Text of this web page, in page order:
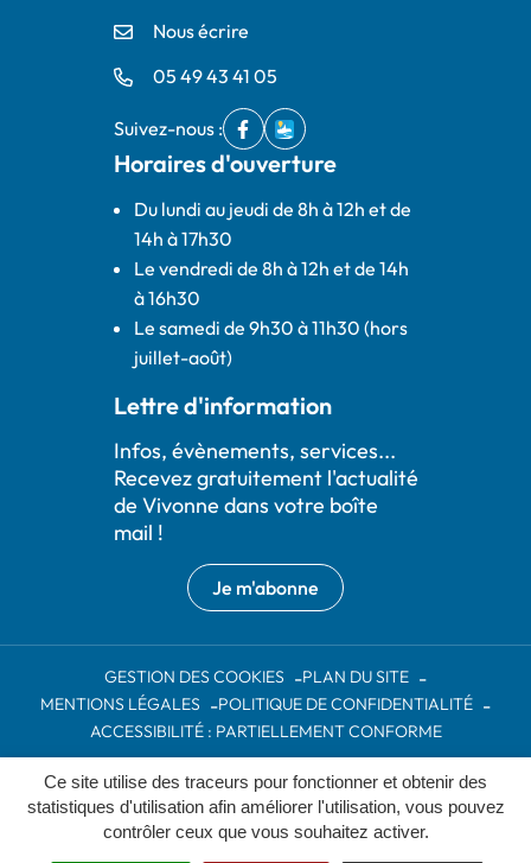
Ce site utilise des traceurs pour fonctionner et obtenir des
statistiques d'utilisation afin améliorer l'utilisation, vous pouvez
contrôler ceux que vous souhaitez activer.
Nous écrire
05 49 43 41 05
Suivez-nous :
Facebook
(ouverture dans un nouvel onglet)
IntraMuros
(ouverture dans un nouvel
Horaires d'ouverture
Du lundi au jeudi de 8h à 12h et de
14h à 17h30
Le vendredi de 8h à 12h et de 14h
à 16h30
Le samedi de 9h30 à 11h30 (hors
juillet-août)
Lettre d'information
Infos, évènements, services...
Recevez gratuitement l'actualité
de Vivonne dans votre boîte
mail !
Je m'abonne
GESTION DES COOKIES
PLAN DU SITE
MENTIONS LÉGALES
POLITIQUE DE CONFIDENTIALITÉ
ACCESSIBILITÉ : PARTIELLEMENT CONFORME
Site réalisé parInovagora (ouverture dans un